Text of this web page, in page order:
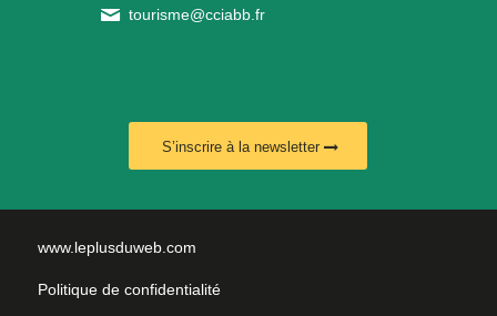
tourisme@cciabb.fr
S’inscrire à la newsletter
www.leplusduweb.com
Politique de confidentialité